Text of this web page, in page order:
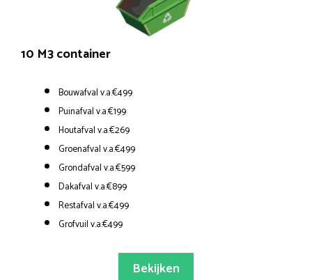
10 M3 container
Bouwafval v.a.€499
Puinafval v.a.€199
Houtafval v.a.€269
Groenafval v.a.€499
Grondafval v.a.€599
Dakafval v.a.€899
Restafval v.a.€499
Grofvuil v.a.€499
Bekijken